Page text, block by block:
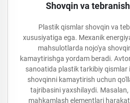
Shovqin va
Plastik qismlar shovqin va
xususiyatiga ega. Mexanik
mahsulotlarda nojo'ya
kamaytirishga yordam beradi.
sanoatida plastik tarkibiy
shovqinni kamaytirish uchun
tajribasini yaxshilaydi.
mahkamlash elementlari